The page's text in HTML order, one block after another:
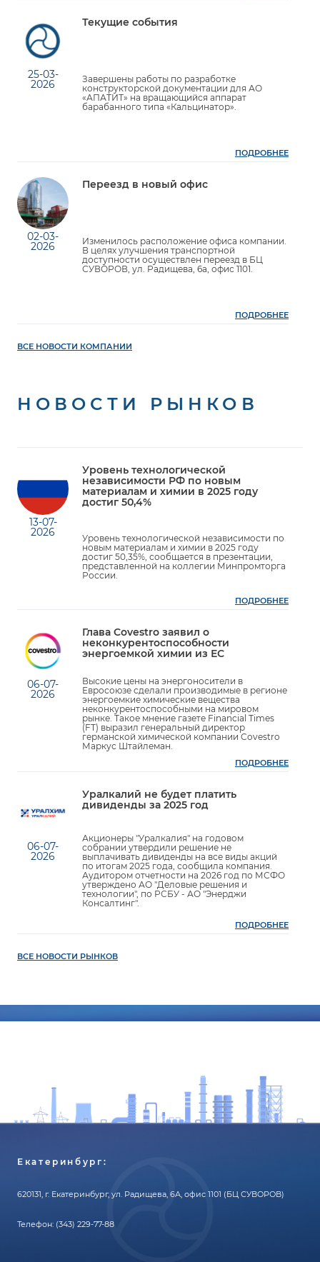
25-03-
2026
Текущие события
Завершены работы по разработке
конструкторской документации для АО
«АПАТИТ» на вращающийся аппарат
барабанного типа «Кальцинатор».
ПОДРОБНЕЕ
02-03-
2026
Переезд в новый офис
Изменилось расположение офиса компании.
В целях улучшения транспортной
доступности осуществлен переезд в БЦ
СУВОРОВ, ул. Радищева, 6а, офис 1101.
ПОДРОБНЕЕ
ВСЕ НОВОСТИ КОМПАНИИ
НОВОСТИ РЫНКОВ
13-07-
2026
Уровень технологической
независимости РФ по новым
материалам и химии в 2025 году
достиг 50,4%
Уровень технологической независимости по
новым материалам и химии в 2025 году
достиг 50,35%, сообщается в презентации,
представленной на коллегии Минпромторга
России.
ПОДРОБНЕЕ
06-07-
2026
Глава Covestro заявил о
неконкурентоспособности
энергоемкой химии из ЕС
Высокие цены на энергоносители в
Евросоюзе сделали производимые в регионе
энергоемкие химические вещества
неконкурентоспособными на мировом
рынке. Такое мнение газете Financial Times
(FT) выразил генеральный директор
германской химической компании Covestro
Маркус Штайлеман.
ПОДРОБНЕЕ
06-07-
2026
Уралкалий не будет платить
дивиденды за 2025 год
Акционеры "Уралкалия" на годовом
собрании утвердили решение не
выплачивать дивиденды на все виды акций
по итогам 2025 года, сообщила компания.
Аудитором отчетности на 2026 год по МСФО
утверждено АО "Деловые решения и
технологии", по РСБУ - АО "Энерджи
Консалтинг".
ПОДРОБНЕЕ
ВСЕ НОВОСТИ РЫНКОВ
Екатеринбург:
620131, г. Екатеринбург, ул. Радищева, 6А, офис 1101 (БЦ СУВОРОВ)
Телефон: (343) 229-77-88